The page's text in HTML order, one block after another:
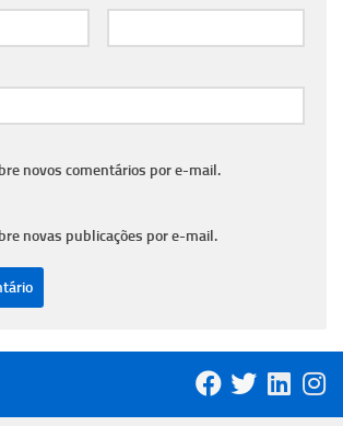
novos comentários por e-mail.
novas publicações por e-mail.